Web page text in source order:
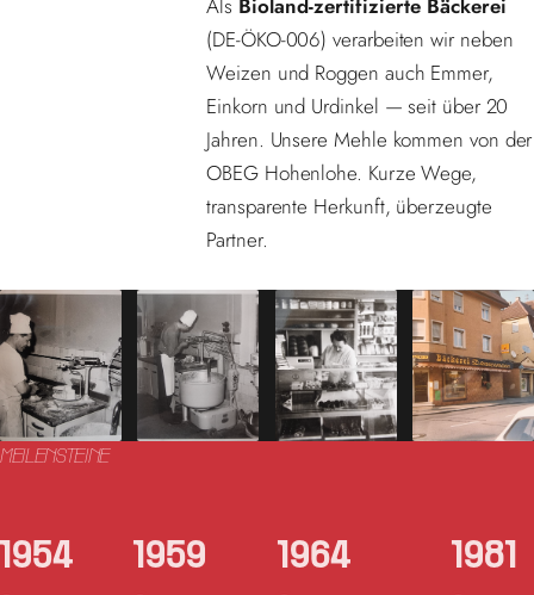
Als Bioland-zertifizierte Bäckerei
(DE-ÖKO-006) verarbeiten wir neben
Weizen und Roggen auch Emmer,
Einkorn und Urdinkel — seit über 20
Jahren. Unsere Mehle kommen von der
OBEG Hohenlohe. Kurze Wege,
transparente Herkunft, überzeugte
Partner.
MEILENSTEINE
1954 1959 1964 1981